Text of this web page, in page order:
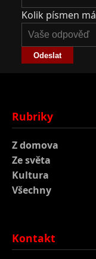
Kolik písmen
Odeslat
Rubriky
Z domova
Ze světa
Kultura
Všechny
Kontakt